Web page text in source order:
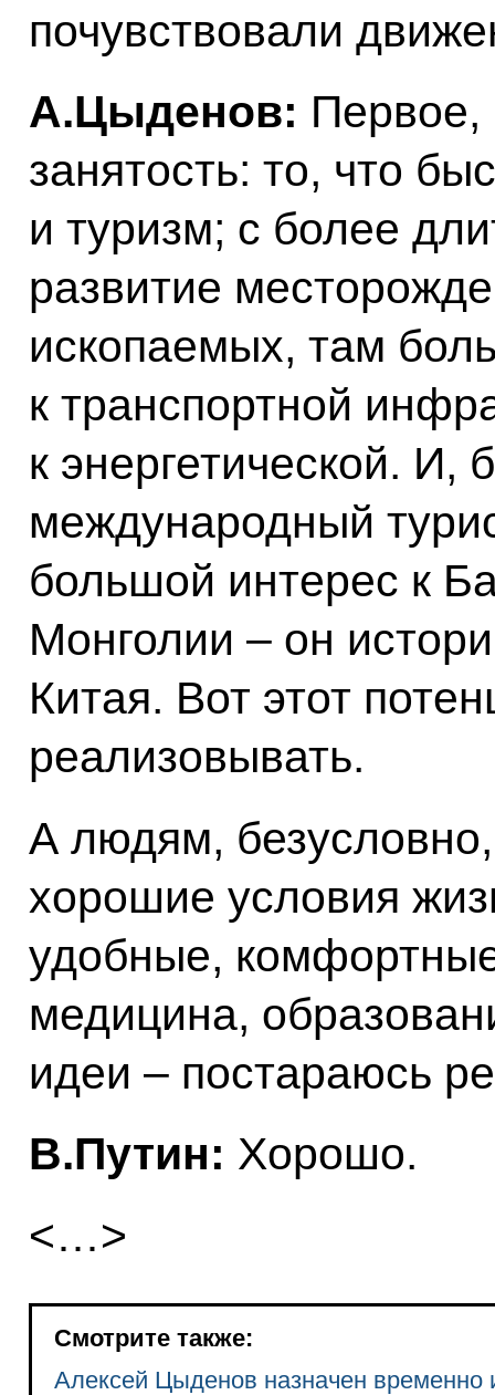
почувствовали
А.Цыденов:
занятость: то, что
и туризм; с более
развитие
ископаемых, там
к транспортной
к энергетической. И,
международный
большой интерес к
Монголии – он
Китая. Вот этот
реализовывать.
А людям,
хорошие условия
удобные,
медицина,
идеи – постараюсь
В.Путин: Хорошо.
<…>
Смотрите также:
Алексей Цыденов назначен